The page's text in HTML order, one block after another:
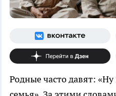
Родные часто давят: